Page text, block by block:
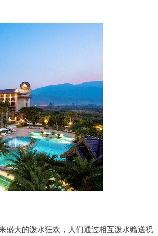
盛大的泼水狂欢，人们通过相互泼水赠送祝